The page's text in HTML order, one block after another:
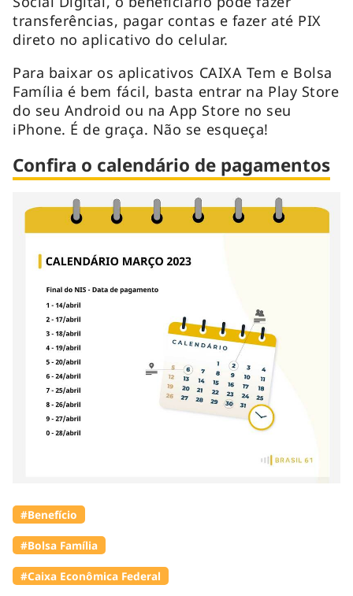
transferências, pagar contas e fazer até PIX
direto no aplicativo do celular.
Para baixar os aplicativos CAIXA Tem e Bolsa
Família é bem fácil, basta entrar na Play Store
do seu Android ou na App Store no seu
iPhone. É de graça. Não se esqueça!
Confira o calendário de pagamentos
#Benefício
#Bolsa Família
#Caixa Econômica Federal